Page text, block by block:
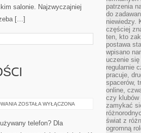
salonie. Najzwyczajniej
[…]
JAK
WIADOMOŚCI
TEKSTOWE?
ZOSTAŁA WYŁĄCZONA
telefon? Dla
patrzenia
do
niewiedzy.
częściej
ten, kto
postawa
wpisano
uczenie
regularnie
pracuje,
spacerów,
online,
czy
zamykać
świat z
ogromną